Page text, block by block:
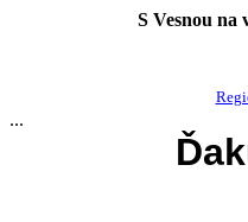
S Vesnou
...